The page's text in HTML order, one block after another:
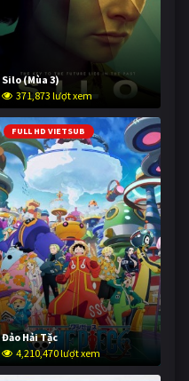
Silo (Mùa 3)
371,873 lượt xem
FULL HD VIETSUB
Đảo Hải Tặc
4,210,470 lượt xem